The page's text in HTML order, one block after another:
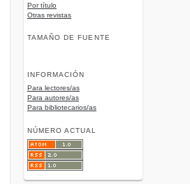
Por título
Otras revistas
TAMAÑO DE FUENTE
INFORMACIÓN
Para lectores/as
Para autores/as
Para bibliotecarios/as
NÚMERO ACTUAL